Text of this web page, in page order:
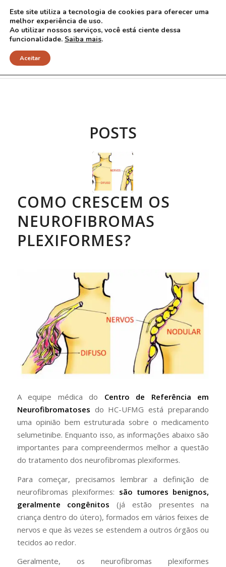
Arquivo para Tag: Riccardi
POSTS
COMO CRESCEM OS
NEUROFIBROMAS
PLEXIFORMES?
A equipe médica do Centro de Referência em
Neurofibromatoses do HC-UFMG está preparando
uma opinião bem estruturada sobre o medicamento
selumetinibe. Enquanto isso, as informações abaixo são
importantes para compreendermos melhor a questão
do tratamento dos neurofibromas plexiformes.
Para começar, precisamos lembrar a definição de
neurofibromas plexiformes: são tumores benignos,
geralmente congênitos (já estão presentes na
criança dentro do útero), formados em vários feixes de
nervos e que às vezes se estendem a outros órgãos ou
tecidos ao redor.
Geralmente, os neurofibromas plexiformes
Este site utiliza a tecnologia de cookies para oferecer uma
melhor experiência de uso.
Ao utilizar nossos serviços, você está ciente dessa
funcionalidade. Saiba mais.
Aceitar